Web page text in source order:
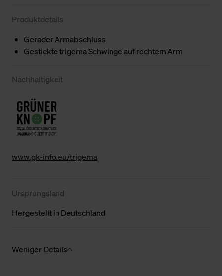
Produktdetails
Gerader Armabschluss
Gestickte trigema Schwinge auf rechtem Arm
Nachhaltigkeit
www.gk-info.eu/trigema
Ursprungsland
Hergestellt in Deutschland
Weniger Details